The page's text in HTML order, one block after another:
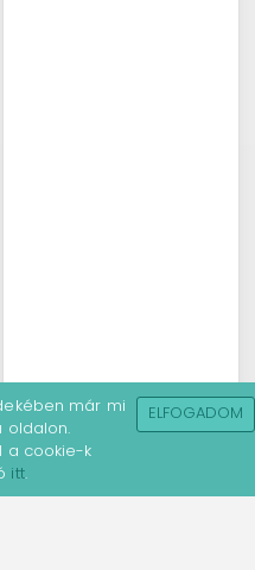
már mi
oldalon.
a cookie-k
itt.
ELFOGADOM